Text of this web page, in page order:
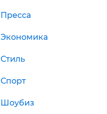
Пресса
Экономика
Стиль
Спорт
Шоубиз